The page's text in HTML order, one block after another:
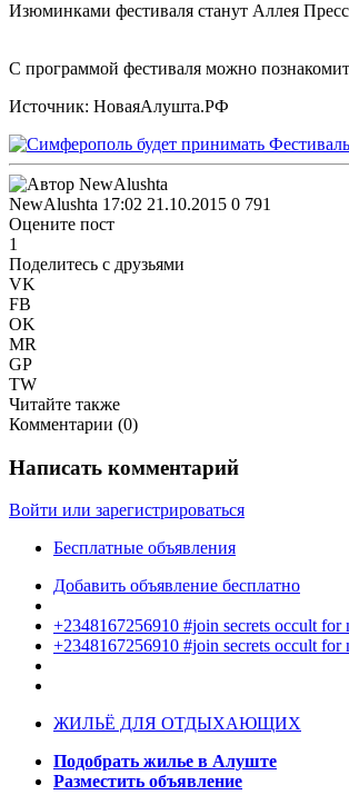
Изюминками фестиваля станут Аллея
С программой фестиваля можно
Источник: НоваяАлушта.РФ
NewAlushta 17:02 21.10.2015 0 791
Оцените пост
1
Поделитесь с друзьями
VK
FB
OK
MR
GP
TW
Читайте также
Комментарии (0)
Написать комментарий
Войти или зарегистрироваться
Бесплатные объявления
Добавить объявление бесплатно
+2348167256910 #join secrets occult for
+2348167256910 #join secrets occult for
ЖИЛЬЁ ДЛЯ ОТДЫХАЮЩИХ
Подобрать жилье в Алуште
Разместить объявление